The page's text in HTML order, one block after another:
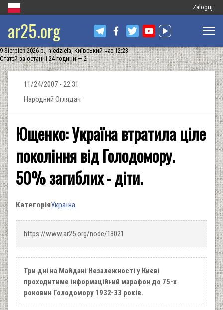
Меню
запису
Zaloguj
ar25.org
9 Sierpień 2026 р., niedziela, Київський час 12:23
Статей за останні 24 години — 2
11/24/2007 - 22:31
Народний Оглядач
Ющенко: Україна втратила ціле
покоління від Голодомору.
50% загиблих - діти.
КатегоріяУкраїна
https://www.ar25.org/node/13021
Три дні на Майдані Незалежності у Києві
проходитиме інформаційний марафон до 75-х
роковин Голодомору 1932-33 років.